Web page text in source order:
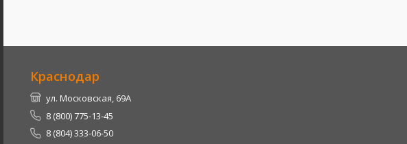
Краснодар
ул. Московская, 69А
8 (800) 775-13-45
8 (804) 333-06-50